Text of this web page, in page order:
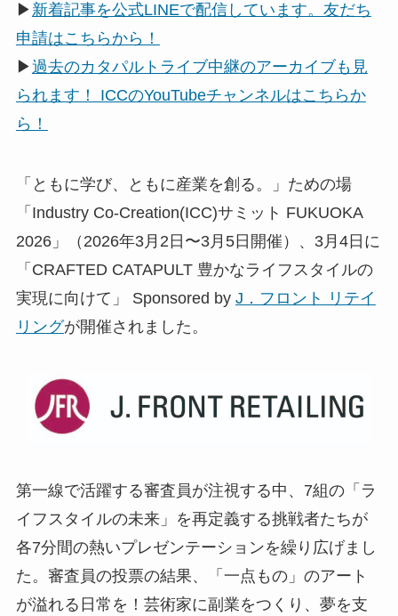
▶ 新着記事を公式LINEで配信しています。友だち
申請はこちらから！
▶過去のカタパルトライブ中継のアーカイブも見
られます！ ICCのYouTubeチャンネルはこちらか
ら！
「ともに学び、ともに産業を創る。」ための場
「Industry Co­-Creation(ICC)サミット FUKUOKA
2026」（2026年3月2日〜3月5日開催）、3月4日に
「CRAFTED CATAPULT 豊かなライフスタイルの
実現に向けて」 Sponsored by J．フロント リテイ
リングが開催されました。
第一線で活躍する審査員が注視する中、7組の「ラ
イフスタイルの未来」を再定義する挑戦者たちが
各7分間の熱いプレゼンテーションを繰り広げまし
た。審査員の投票の結果、「一点もの」のアート
が溢れる日常を！芸術家に副業をつくり、夢を支